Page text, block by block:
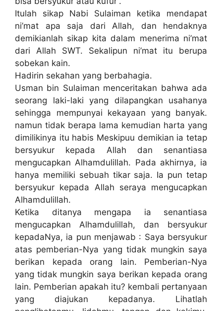
Itulah sikap Nabi Sulaiman ketika mendapat
ni’mat apa saja dari Allah, dan hendaknya
demikianlah sikap kita dalam menerima ni’mat
dari Allah SWT. Sekalipun ni’mat itu berupa
sobekan kain.
Hadirin sekahan yang berbahagia.
Usman bin Sulaiman menceritakan bahwa ada
seorang laki-laki yang dilapangkan usahanya
sehingga mempunyai kekayaan yang banyak.
namun tidak berapa lama kemudian harta yang
dimilikinya itu habis Meskipuu demikian ia tetap
bersyukur kepada Allah dan senantiasa
mengucapkan Alhamdulillah. Pada akhirnya, ia
hanya memiliki sebuah tikar saja. Ia pun tetap
bersyukur kepada Allah seraya mengucapkan
Alhamdulillah.
Ketika ditanya mengapa ia senantiasa
mengucapkan Alhamdulillah, dan bersyukur
kepadaNya, ia pun menjawab : Saya bersyukur
atas pemberian-Nya yang tidak mungkin saya
berikan kepada orang lain. Pemberian-Nya
yang tidak mungkin saya berikan kepada orang
lain. Pemberian apakah itu? kembali pertanyaan
yang diajukan kepadanya. Lihatlah